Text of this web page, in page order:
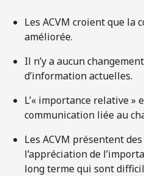
Les ACVM croient que la
améliorée.
Il n’y a aucun
d’information actuelles.
L’« importance relative
communication liée au
Les ACVM présentent
l’appréciation de
long terme qui sont